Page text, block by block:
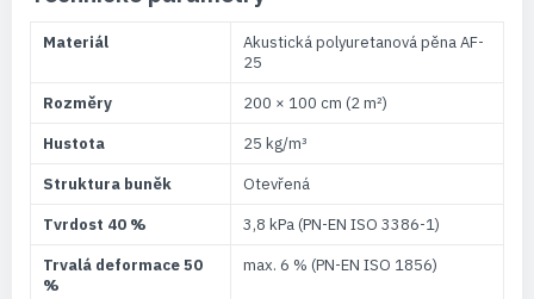
Materiál
Akustická polyuretanová pěna AF-
25
Rozměry
200 × 100 cm (2 m²)
Hustota
25 kg/m³
Struktura buněk
Otevřená
Tvrdost 40 %
3,8 kPa (PN-EN ISO 3386-1)
Trvalá deformace 50
%
max. 6 % (PN-EN ISO 1856)